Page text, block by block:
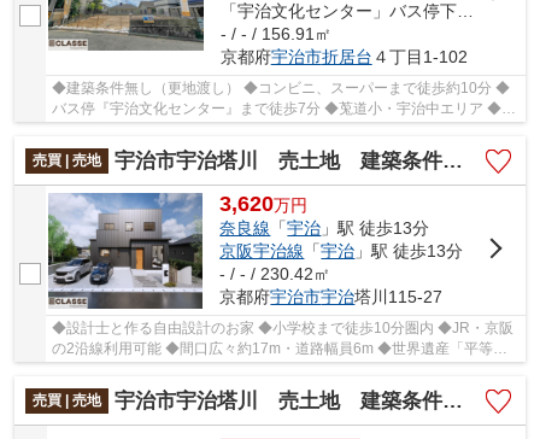
「宇治文化センター」バス停下車 徒歩7分
- / - / 156.91㎡
京都府宇治市折居台 ４丁目1-102
◆建築条件無し（更地渡し） ◆コンビニ、スーパーまで徒歩約10分 ◆
バス停『宇治文化センター』まで徒歩7分 ◆莵道小・宇治中エリア ◆閑
売買 | 売地
宇治市宇治塔川 売土地 建築条件付き
3,620万円
奈良線 「宇治 」駅 徒歩13分
京阪宇治線 「宇治 」駅 徒歩13分
- / - / 230.42㎡
京都府宇治市宇治塔川115-27
◆設計士と作る自由設計のお家 ◆小学校まで徒歩10分圏内 ◆JR・京阪
の2沿線利用可能 ◆間口広々約17m・道路幅員6m ◆世界遺産「平等院
売買 | 売地
宇治市宇治塔川 売土地 建築条件無し